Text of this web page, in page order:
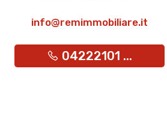
info@remimmobiliare.it
04222101 ...